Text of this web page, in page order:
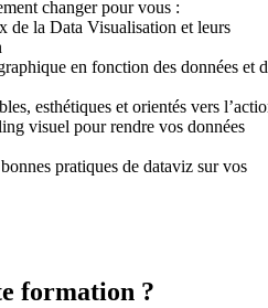
changer pour vous :
de la Data Visualisation et leurs
en fonction des données et
esthétiques et orientés vers
visuel pour rendre vos données
pratiques de dataviz sur vos
formation ?